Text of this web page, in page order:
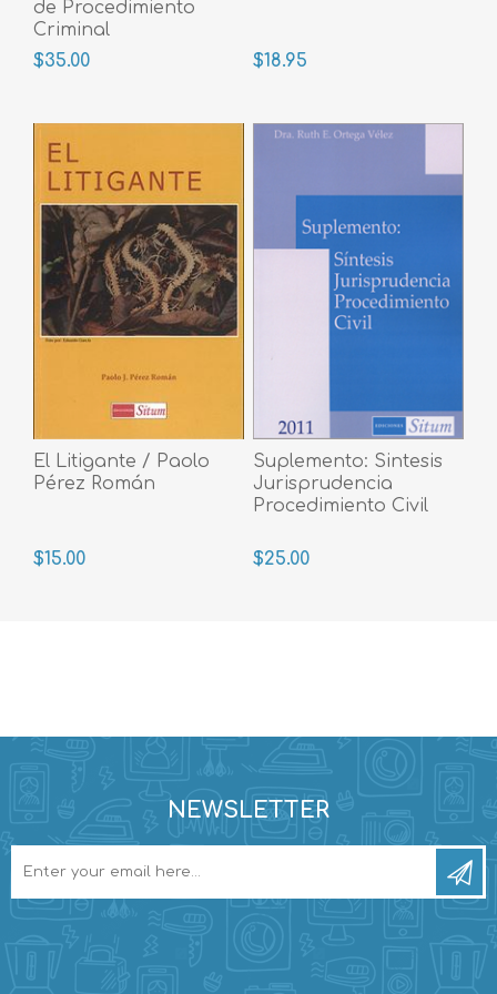
de Procedimiento
Criminal
$35.00
$18.95
El Litigante / Paolo
Pérez Román
$15.00
Suplemento: Sintesis
Jurisprudencia
Procedimiento Civil
$25.00
NEWSLETTER